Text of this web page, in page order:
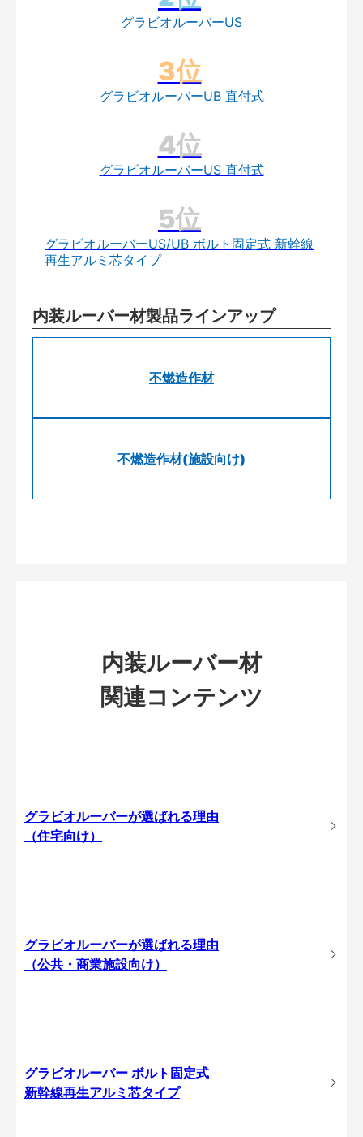
グラビオルーバーUS
グラビオルーバーUB 直付式
グラビオルーバーUS 直付式
グラビオルーバーUS/UB ボルト固定式 新幹線
再生アルミ芯タイプ
内装ルーバー材製品ラインアップ
不燃造作材
不燃造作材(施設向け)
内装ルーバー材
関連コンテンツ
グラビオルーバーが選ばれる理由
（住宅向け）
グラビオルーバーが選ばれる理由
（公共・商業施設向け）
グラビオルーバー ボルト固定式
新幹線再生アルミ芯タイプ